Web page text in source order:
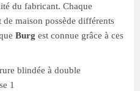
du fabricant. Chaque
maison possède différents
Burg est connue grâce à ces
blindée à double
1